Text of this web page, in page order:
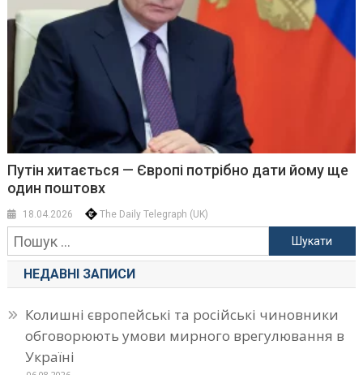
Путін хитається — Європі потрібно дати йому ще
один поштовх
18.04.2026 The Daily Telegraph (UK)
Пошук:
НЕДАВНІ ЗАПИСИ
Колишні європейські та російські чиновники
обговорюють умови мирного врегулювання в
Україні